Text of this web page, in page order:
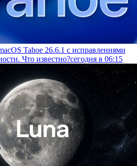
Tahoe 26.6.1 с исправлениями
Что известно?сегодня в 06:15